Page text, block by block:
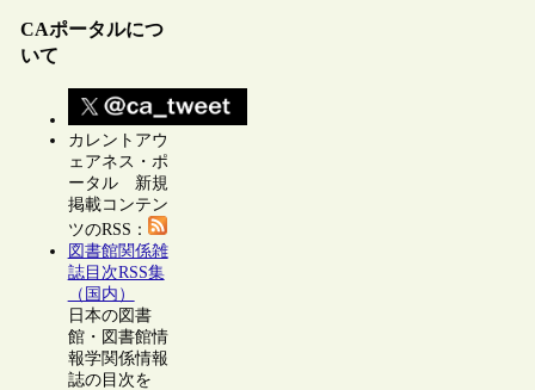
CAポータルにつ
いて
カレントアウ
ェアネス・ポ
ータル 新規
掲載コンテン
ツのRSS：
図書館関係雑
誌目次RSS集
（国内）
日本の図書
館・図書館情
報学関係情報
誌の目次を